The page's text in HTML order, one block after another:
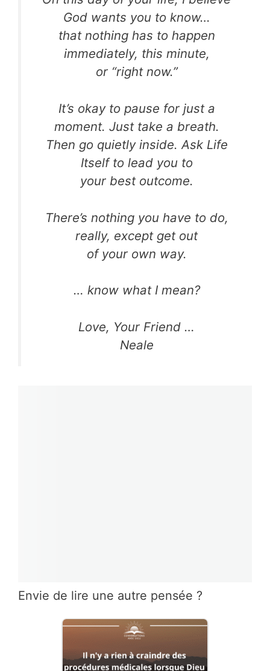
God wants you to know…
that nothing has to happen
immediately, this minute,
or “right now.”
It’s okay to pause for just a
moment. Just take a breath.
Then go quietly inside. Ask Life
Itself to lead you to
your best outcome.
There’s nothing you have to do,
really, except get out
of your own way.
… know what I mean?
Love, Your Friend …
Neale
Envie de lire une autre pensée ?